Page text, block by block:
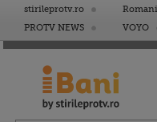
stirileprotv.ro
PROTV NEWS
VOYO